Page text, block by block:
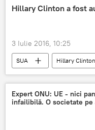
independenţă
Hillary Clinton a fost
3 Iulie 2016, 10:25
SUA Hillary Clinton
Candidat
Audieri
Alegeri prezidenţiale SUA
Expert ONU: UE - nici
infailibilă. O societate pe